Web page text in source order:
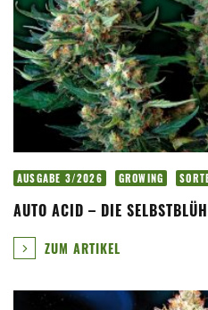
AUSGABE 3/2026 GROWING
AUTO ACID – DIE
ZUM ARTIKEL